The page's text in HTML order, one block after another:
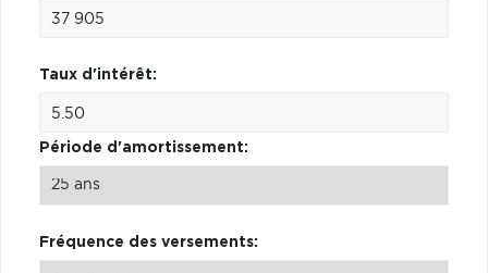
Taux d'intérêt:
Période d'amortissement:
Fréquence des versements: